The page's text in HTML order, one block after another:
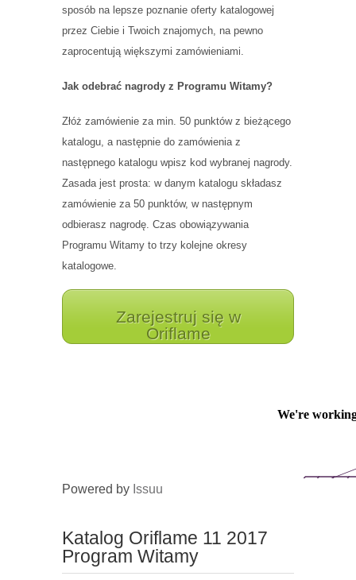
sposób na lepsze poznanie oferty katalogowej
przez Ciebie i Twoich znajomych, na pewno
zaprocentują większymi zamówieniami.
Jak odebrać nagrody z Programu Witamy?
Złóż zamówienie za min. 50 punktów z bieżącego
katalogu, a następnie do zamówienia z
następnego katalogu wpisz kod wybranej nagrody.
Zasada jest prosta: w danym katalogu składasz
zamówienie za 50 punktów, w następnym
odbierasz nagrodę. Czas obowiązywania
Programu Witamy to trzy kolejne okresy
katalogowe.
Zarejestruj się w
Oriflame
Powered by Issuu
Katalog Oriflame 11 2017
Program Witamy